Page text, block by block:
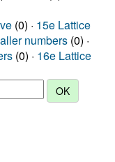
(0) · 15e Lattice
numbers (0) ·
(0) · 16e Lattice